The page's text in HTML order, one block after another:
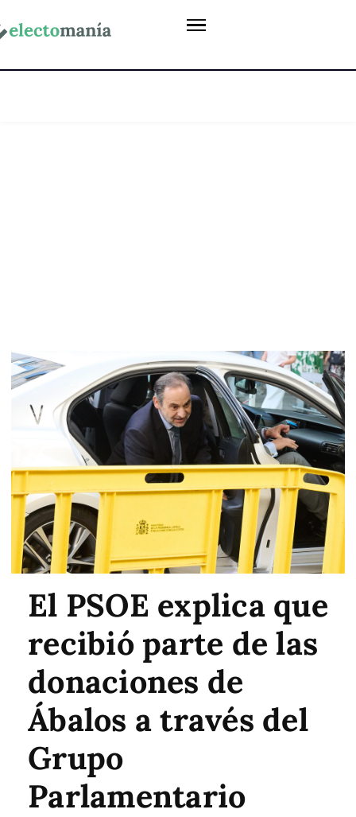
El PSOE explica que
recibió parte de las
donaciones de
Ábalos a través del
Grupo
Parlamentario